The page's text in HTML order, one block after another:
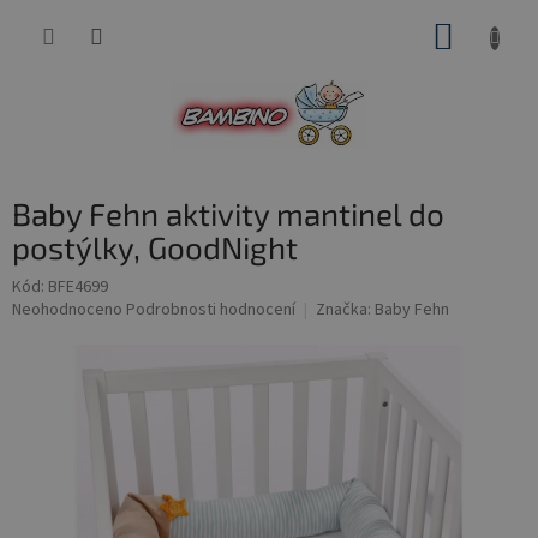
Baby Fehn aktivity mantinel do
postýlky, GoodNight
Kód: BFE4699
Průměrné
Neohodnoceno Podrobnosti hodnocení Značka: Baby Fehn